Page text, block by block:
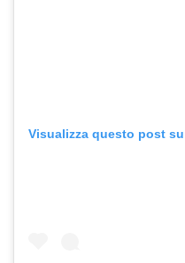
Visualizza questo post